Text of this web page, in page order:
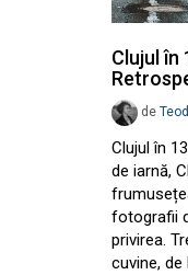
Clujul
de
Clujul în
de iarnă,
fotografii
privirea.
cuvine,